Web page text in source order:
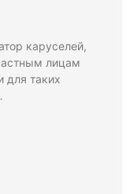
каруселей,
лицам
для таких